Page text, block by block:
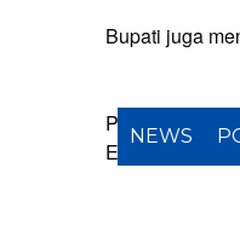
NEWS
Bupati juga
Penulis:
Editor: Riyan